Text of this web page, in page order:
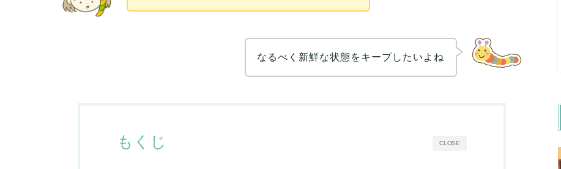
なるべく新鮮な状態をキープしたいよね
CLOSE
もくじ